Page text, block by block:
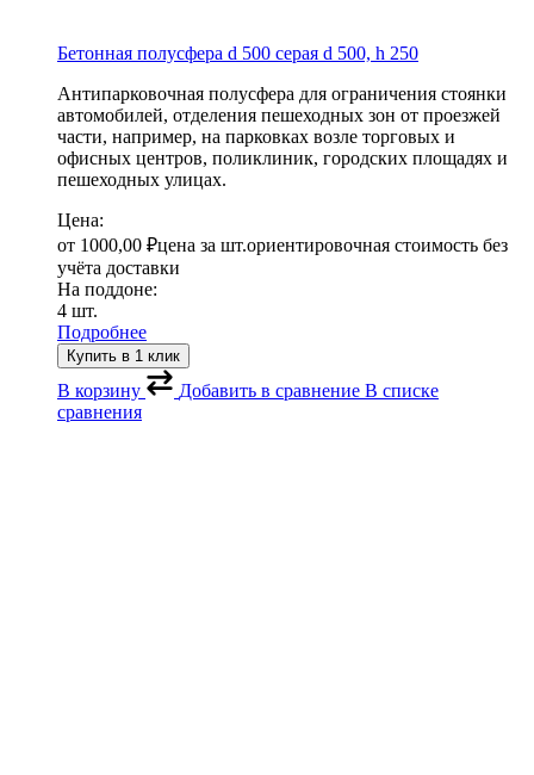
Бетонная полусфера d 500 серая d 500, h 250
Антипарковочная полусфера для ограничения стоянки
автомобилей, отделения пешеходных зон от проезжей
части, например, на парковках возле торговых и
офисных центров, поликлиник, городских площадях и
пешеходных улицах.
Цена:
от 1000,00 ₽цена за шт.ориентировочная стоимость без
учёта доставки
На поддоне:
4 шт.
Подробнее
Купить в 1 клик
В корзину Добавить в сравнение В списке
сравнения